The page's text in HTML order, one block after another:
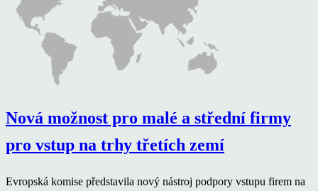
Nová možnost pro malé a střední firmy
pro vstup na trhy třetích zemí
Evropská komise představila nový nástroj podpory vstupu firem na